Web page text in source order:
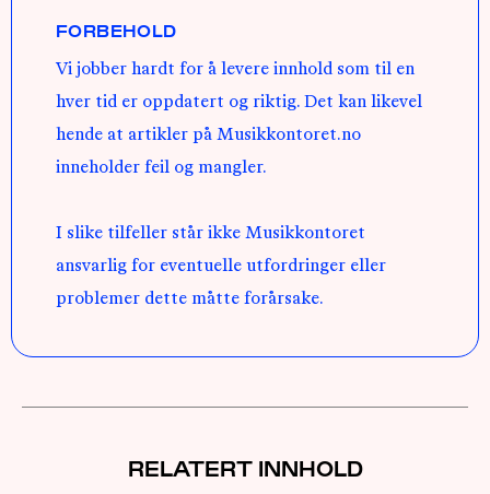
FORBEHOLD
Vi jobber hardt for å levere innhold som til en
hver tid er oppdatert og riktig. Det kan likevel
hende at artikler på Musikkontoret.no
inneholder feil og mangler.
I slike tilfeller står ikke Musikkontoret
ansvarlig for eventuelle utfordringer eller
problemer dette måtte forårsake.
RELATERT INNHOLD